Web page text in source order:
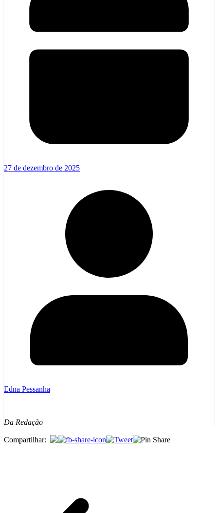
27 de dezembro de 2025
Edna Pessanha
Da Redação
Compartilhar: